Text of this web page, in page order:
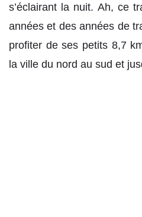
s’éclairant la nuit. Ah, ce
années et des années de
profiter de ses petits 8,7
la ville du nord au sud et